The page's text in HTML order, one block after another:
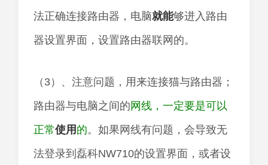
法正确连接路由器，电脑就能够进入路由
器设置界面，设置路由器联网的。
（3）、注意问题，用来连接猫与路由器；
路由器与电脑之间的 网线，一定要是可以
正常使用 的。如果网线有问题，会导致无
法登录到磊科NW710的设置界面，或者设